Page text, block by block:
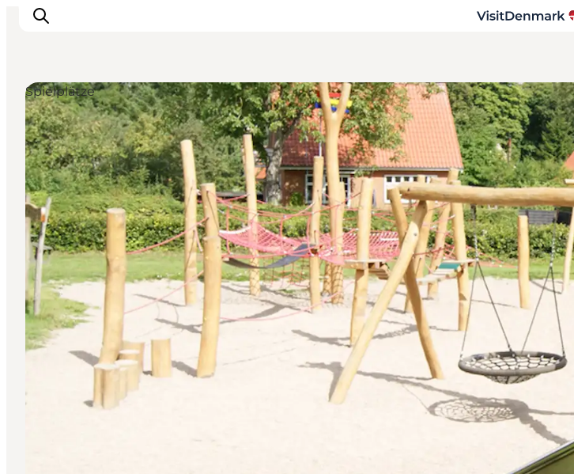
Inspiration
Regionen
Erlebnisse
Unterkünfte
Reiseplanung
Spielplätze